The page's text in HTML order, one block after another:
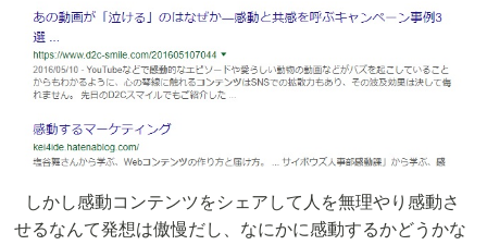
しかし感動コンテンツをシェアして人を無理やり感動さ
せるなんて発想は傲慢だし、なにかに感動するかどうかな